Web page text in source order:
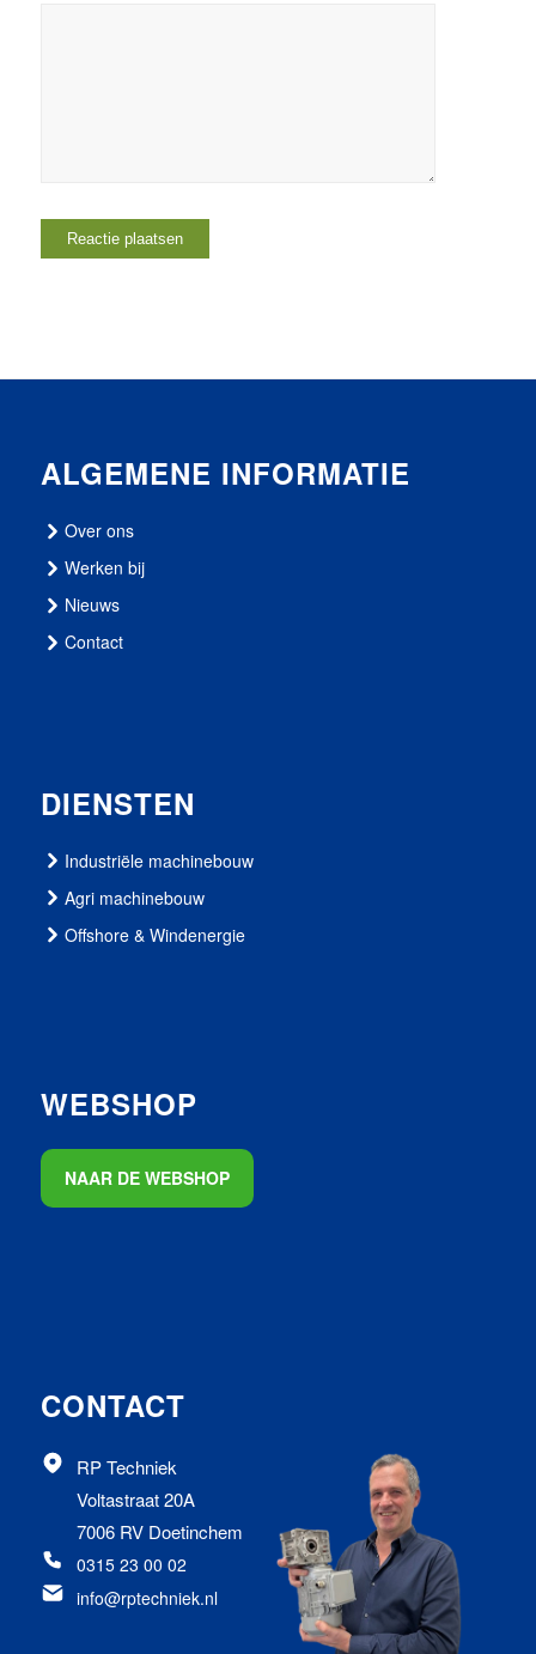
ALGEMENE INFORMATIE
Over ons
Werken bij
Nieuws
Contact
DIENSTEN
Industriële machinebouw
Agri machinebouw
Offshore & Windenergie
WEBSHOP
NAAR DE WEBSHOP
CONTACT
RP Techniek
Voltastraat 20A
7006 RV Doetinchem
0315 23 00 02
info@rptechniek.nl